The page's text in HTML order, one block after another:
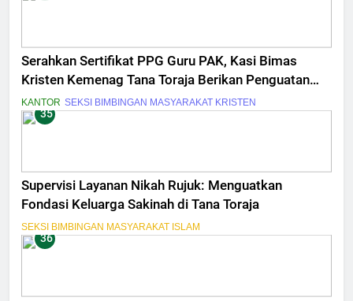
Serahkan Sertifikat PPG Guru PAK, Kasi Bimas
Kristen Kemenag Tana Toraja Berikan Penguatan
Profesionalime dan Peningkatan Kompetensi
KANTOR SEKSI BIMBINGAN MASYARAKAT KRISTEN
35
Supervisi Layanan Nikah Rujuk: Menguatkan
Fondasi Keluarga Sakinah di Tana Toraja
SEKSI BIMBINGAN MASYARAKAT ISLAM
36